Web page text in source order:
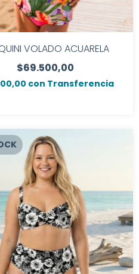
VOLADO ACUARELA
$69.500,00
con Transferencia